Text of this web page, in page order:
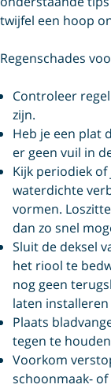
twijfel een hoop
Regenschades
Controleer
zijn.
Heb je een plat
er geen vuil in
Kijk periodiek
waterdichte
vormen.
dan zo snel
Sluit de deksel
het riool te
nog geen
laten
Plaats
tegen te
Voorkom
schoonmaak-